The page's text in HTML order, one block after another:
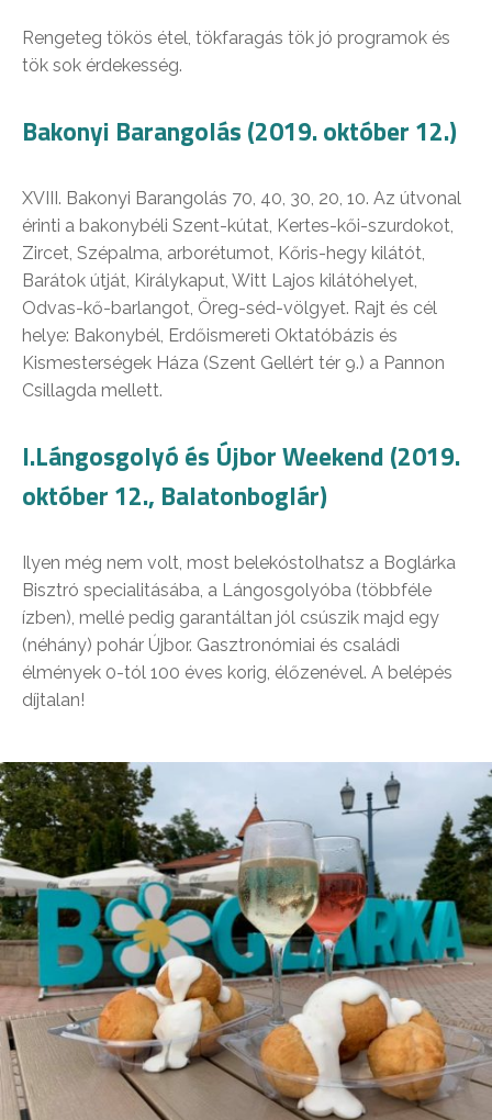
Rengeteg tökös étel, tökfaragás tök jó programok és
tök sok érdekesség.
Bakonyi Barangolás (2019. október 12.)
XVIII. Bakonyi Barangolás 70, 40, 30, 20, 10. Az útvonal
érinti a bakonybéli Szent-kútat, Kertes-kői-szurdokot,
Zircet, Szépalma, arborétumot, Kőris-hegy kilátót,
Barátok útját, Királykaput, Witt Lajos kilátóhelyet,
Odvas-kő-barlangot, Öreg-séd-völgyet. Rajt és cél
helye: Bakonybél, Erdőismereti Oktatóbázis és
Kismesterségek Háza (Szent Gellért tér 9.) a Pannon
Csillagda mellett.
I.Lángosgolyó és Újbor Weekend (2019.
október 12., Balatonboglár)
Ilyen még nem volt, most belekóstolhatsz a Boglárka
Bisztró specialitásába, a Lángosgolyóba (többféle
ízben), mellé pedig garantáltan jól csúszik majd egy
(néhány) pohár Újbor. Gasztronómiai és családi
élmények 0-tól 100 éves korig, élőzenével. A belépés
díjtalan!